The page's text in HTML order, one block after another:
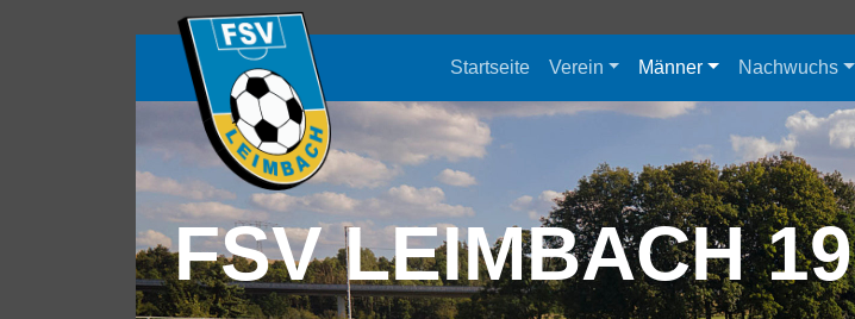
Startseite Verein Männer Nachwuchs
FSV LEIMBACH